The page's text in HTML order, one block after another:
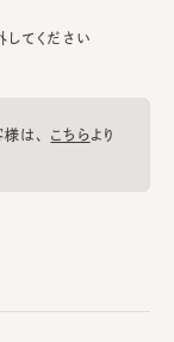
てください
は、 こちらより